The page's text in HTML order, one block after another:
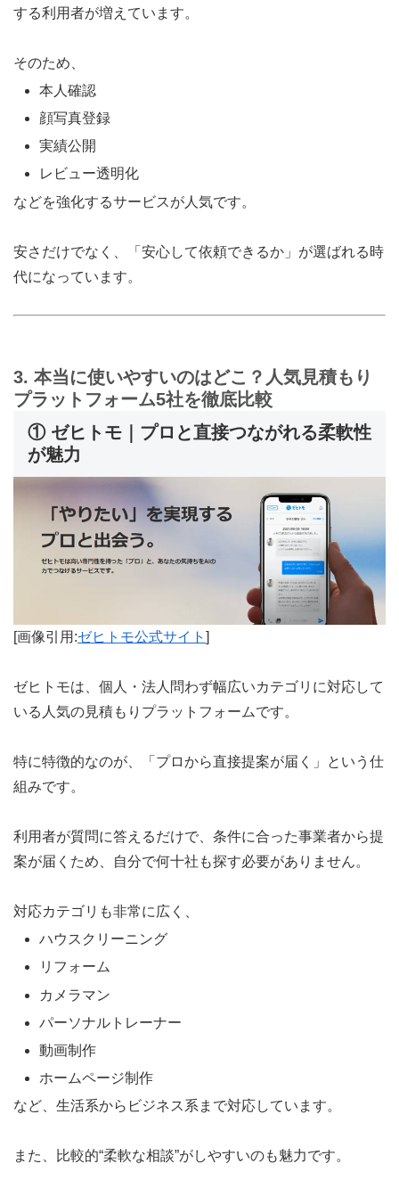
する利用者が増えています。
そのため、
本人確認
顔写真登録
実績公開
レビュー透明化
などを強化するサービスが人気です。
安さだけでなく、「安心して依頼できるか」が選ばれる時
代になっています。
3. 本当に使いやすいのはどこ？人気見積もり
プラットフォーム5社を徹底比較
① ゼヒトモ｜プロと直接つながれる柔軟性
が魅力
[画像引用:ゼヒトモ公式サイト ]
ゼヒトモは、個人・法人問わず幅広いカテゴリに対応して
いる人気の見積もりプラットフォームです。
特に特徴的なのが、「プロから直接提案が届く」という仕
組みです。
利用者が質問に答えるだけで、条件に合った事業者から提
案が届くため、自分で何十社も探す必要がありません。
対応カテゴリも非常に広く、
ハウスクリーニング
リフォーム
カメラマン
パーソナルトレーナー
動画制作
ホームページ制作
など、生活系からビジネス系まで対応しています。
また、比較的“柔軟な相談”がしやすいのも魅力です。